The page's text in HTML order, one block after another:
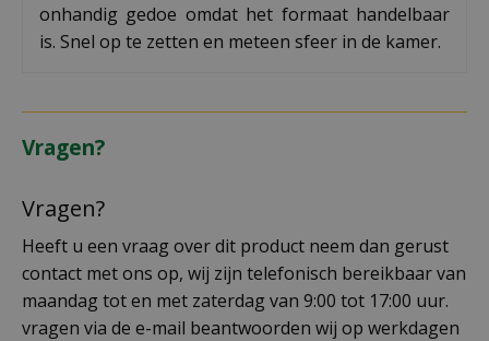
onhandig gedoe omdat het formaat handelbaar
is. Snel op te zetten en meteen sfeer in de kamer.
Vragen?
Vragen?
Heeft u een vraag over dit product neem dan gerust
contact met ons op, wij zijn telefonisch bereikbaar van
maandag tot en met zaterdag van 9:00 tot 17:00 uur.
vragen via de e-mail beantwoorden wij op werkdagen